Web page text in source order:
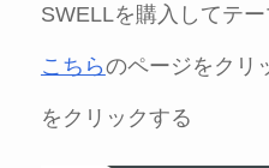
SWELLを購入してテー
こちらのページをクリ
をクリックする